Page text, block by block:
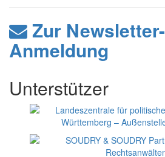
Zur Newsletter-
Anmeldung
Unterstützer